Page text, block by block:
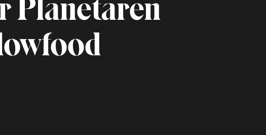
Planetaren